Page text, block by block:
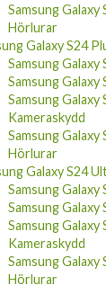
Samsung Galaxy
Hörlurar
Galaxy S24
Samsung Galaxy
Samsung Galaxy
Samsung Galaxy
Kameraskydd
Samsung Galaxy
Hörlurar
Galaxy S24
Samsung Galaxy
Samsung Galaxy
Samsung Galaxy
Kameraskydd
Samsung Galaxy
Hörlurar